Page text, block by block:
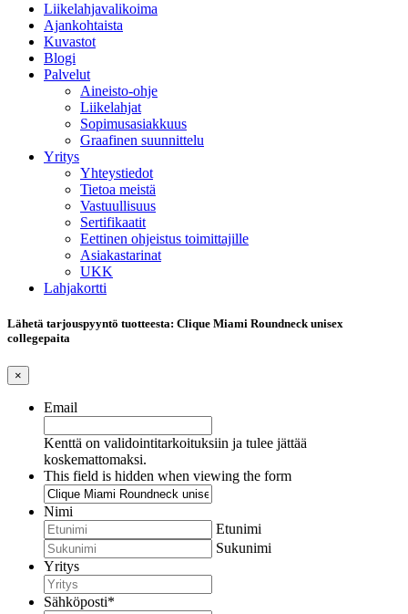
Liikelahjavalikoima
Ajankohtaista
Kuvastot
Blogi
Palvelut
Aineisto-ohje
Liikelahjat
Sopimusasiakkuus
Graafinen suunnittelu
Yritys
Yhteystiedot
Tietoa meistä
Vastuullisuus
Sertifikaatit
Eettinen ohjeistus toimittajille
Asiakastarinat
UKK
Lahjakortti
Lähetä tarjouspyyntö tuotteesta: Clique Miami Roundneck unisex
collegepaita
×
Email
Kenttä on validointitarkoituksiin ja tulee jättää
koskemattomaksi.
This field is hidden when viewing the form
Nimi
Etunimi
Sukunimi
Yritys
Sähköposti*